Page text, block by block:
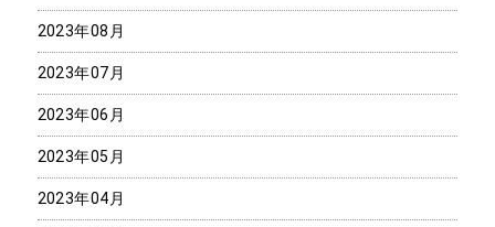
2023年08月
2023年07月
2023年06月
2023年05月
2023年04月